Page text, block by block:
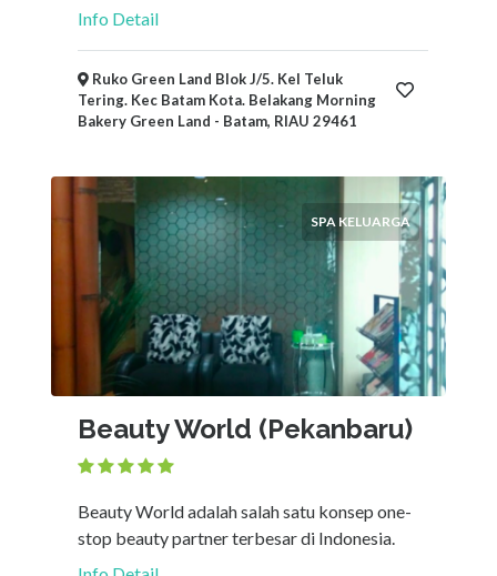
Info Detail
Ruko Green Land Blok J/5. Kel Teluk
Tering. Kec Batam Kota. Belakang Morning
Bakery Green Land - Batam, RIAU 29461
SPA KELUARGA
Beauty World (Pekanbaru)
Beauty World adalah salah satu konsep one-
stop beauty partner terbesar di Indonesia.